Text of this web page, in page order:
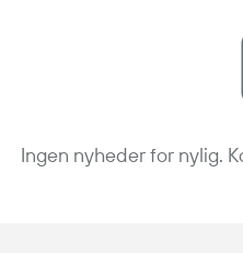
Ingen nyheder for nylig.